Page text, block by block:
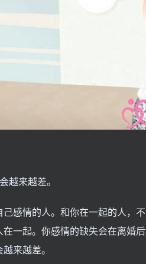
越来越差。
感情的人。和你在一起的人，
一起。你感情的缺失会在离婚
来越差。